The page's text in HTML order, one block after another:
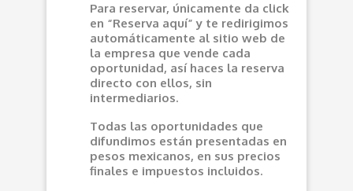
Para reservar, únicamente da click
en “Reserva aquí” y te redirigimos
automáticamente al sitio web de
la empresa que vende cada
oportunidad, así haces la reserva
directo con ellos, sin
intermediarios.
Todas las oportunidades que
difundimos están presentadas en
pesos mexicanos, en sus precios
finales e impuestos incluidos.